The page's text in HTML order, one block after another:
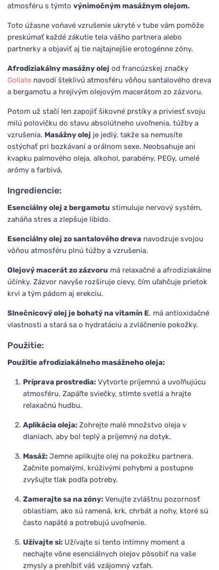
atmosféru s týmto výnimočným masážnym olejom.
Toto úžasne voňavé vzrušenie ukryté v tube vám pomôže
preskúmať každé zákutie tela vášho partnera alebo
partnerky a objaviť aj tie najtajnejšie erotogénne zóny.
Afrodiziakálny masážny olej od francúzskej značky
Goliate navodí šteklivú atmosféru vôňou santalového dreva
a bergamotu a hrejivým olejovým macerátom zo zázvoru.
Potom už stačí len zapojiť šikovné prstíky a priviesť svoju
milú polovičku do stavu absolútneho uvoľnenia, túžby a
vzrušenia. Masážny olej je jedlý, takže sa nemusíte
ostýchať pri bozkávaní a orálnom sexe. Neobsahuje ani
kvapku palmového oleja, alkohol, parabény, PEGy, umelé
arómy a farbivá.
Ingrediencie:
Esenciálny olej z bergamotu stimuluje nervový systém,
zaháňa stres a zlepšuje libido.
Esenciálny olej zo santalového dreva navodzuje svojou
vôňou atmosféru plnú túžby a vzrušenia.
Olejový macerát zo zázvoru má relaxačné a afrodiziakálne
účinky. Zázvor navyše rozširuje cievy, čím uľahčuje prietok
krvi a tým pádom aj erekciu.
Slnečnicový olej je bohatý na vitamín E, má antioxidačné
vlastnosti a stará sa o hydratáciu a zvláčnenie pokožky.
Použitie:
Použitie afrodiziakálneho masážneho oleja:
Príprava prostredia: Vytvorte príjemnú a uvoľňujúcu
atmosféru. Zapáľte sviečky, stlmte svetlá a hrajte
relaxačnú hudbu.
Aplikácia oleja: Zohrejte malé množstvo oleja v
dlaniach, aby bol teplý a príjemný na dotyk.
Masáž: Jemne aplikujte olej na pokožku partnera.
Začnite pomalými, krúživými pohybmi a postupne
zvyšujte tlak podľa potreby.
Zamerajte sa na zóny: Venujte zvláštnu pozornosť
oblastiam, ako sú ramená, krk, chrbát a nohy, ktoré sú
často napäté a potrebujú uvoľnenie.
Užívajte si: Užívajte si tento intímny moment a
nechajte vône esenciálnych olejov pôsobiť na vaše
zmysly a prehĺbiť váš vzájomný vzťah.